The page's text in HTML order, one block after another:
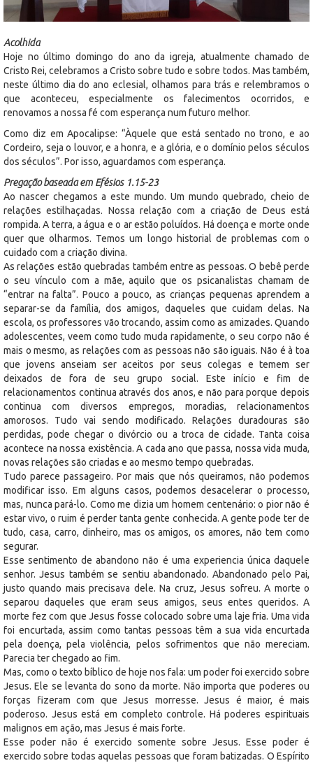
Acolhida
Hoje no último domingo do ano da igreja, atualmente chamado de
Cristo Rei, celebramos a Cristo sobre tudo e sobre todos. Mas também,
neste último dia do ano eclesial, olhamos para trás e relembramos o
que aconteceu, especialmente os falecimentos ocorridos, e
renovamos a nossa fé com esperança num futuro melhor.
Como diz em Apocalipse: “Àquele que está sentado no trono, e ao
Cordeiro, seja o louvor, e a honra, e a glória, e o domínio pelos séculos
dos séculos”. Por isso, aguardamos com esperança.
Pregação baseada em Efésios 1.15-23
Ao nascer chegamos a este mundo. Um mundo quebrado, cheio de
relações estilhaçadas. Nossa relação com a criação de Deus está
rompida. A terra, a água e o ar estão poluídos. Há doença e morte onde
quer que olharmos. Temos um longo historial de problemas com o
cuidado com a criação divina.
As relações estão quebradas também entre as pessoas. O bebê perde
o seu vínculo com a mãe, aquilo que os psicanalistas chamam de
“entrar na falta”. Pouco a pouco, as crianças pequenas aprendem a
separar-se da família, dos amigos, daqueles que cuidam delas. Na
escola, os professores vão trocando, assim como as amizades. Quando
adolescentes, veem como tudo muda rapidamente, o seu corpo não é
mais o mesmo, as relações com as pessoas não são iguais. Não é à toa
que jovens anseiam ser aceitos por seus colegas e temem ser
deixados de fora de seu grupo social. Este início e fim de
relacionamentos continua através dos anos, e não para porque depois
continua com diversos empregos, moradias, relacionamentos
amorosos. Tudo vai sendo modificado. Relações duradouras são
perdidas, pode chegar o divórcio ou a troca de cidade. Tanta coisa
acontece na nossa existência. A cada ano que passa, nossa vida muda,
novas relações são criadas e ao mesmo tempo quebradas.
Tudo parece passageiro. Por mais que nós queiramos, não podemos
modificar isso. Em alguns casos, podemos desacelerar o processo,
mas, nunca pará-lo. Como me dizia um homem centenário: o pior não é
estar vivo, o ruim é perder tanta gente conhecida. A gente pode ter de
tudo, casa, carro, dinheiro, mas os amigos, os amores, não tem como
segurar.
Esse sentimento de abandono não é uma experiencia única daquele
senhor. Jesus também se sentiu abandonado. Abandonado pelo Pai,
justo quando mais precisava dele. Na cruz, Jesus sofreu. A morte o
separou daqueles que eram seus amigos, seus entes queridos. A
morte fez com que Jesus fosse colocado sobre uma laje fria. Uma vida
foi encurtada, assim como tantas pessoas têm a sua vida encurtada
pela doença, pela violência, pelos sofrimentos que não mereciam.
Parecia ter chegado ao fim.
Mas, como o texto bíblico de hoje nos fala: um poder foi exercido sobre
Jesus. Ele se levanta do sono da morte. Não importa que poderes ou
forças fizeram com que Jesus morresse. Jesus é maior, é mais
poderoso. Jesus está em completo controle. Há poderes espirituais
malignos em ação, mas Jesus é mais forte.
Esse poder não é exercido somente sobre Jesus. Esse poder é
exercido sobre todas aquelas pessoas que foram batizadas. O Espírito